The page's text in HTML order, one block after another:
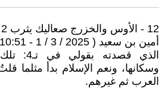
12 - الأوس والخزرج صعاليك يثرب 2
أمين بن سعيد ( 2025 / 3 / 1 - 10:51 )
الذي
وسكانها، ونعم الإسلام بدأ مثلما
العرب ثم غيرهم.